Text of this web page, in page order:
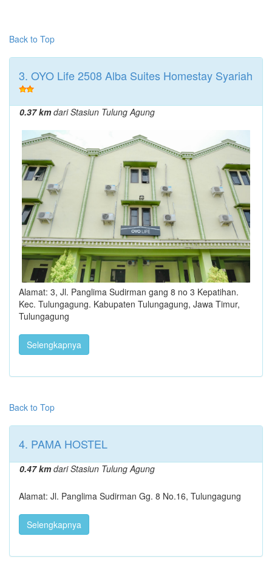
Back to Top
3. OYO Life 2508 Alba Suites Homestay Syariah
0.37 kmdari Stasiun Tulung Agung
Alamat: 3, Jl. Panglima Sudirman gang 8 no 3 Kepatihan.
Kec. Tulungagung. Kabupaten Tulungagung, Jawa Timur,
Tulungagung
Selengkapnya
Back to Top
4. PAMA HOSTEL
0.47 kmdari Stasiun Tulung Agung
Alamat: Jl. Panglima Sudirman Gg. 8 No.16, Tulungagung
Selengkapnya